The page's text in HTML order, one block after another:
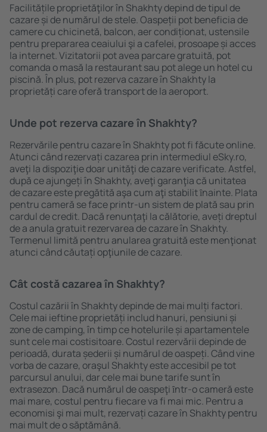
Facilitățile proprietăţilor în Shakhty depind de tipul de
cazare și de numărul de stele. Oaspeții pot beneficia de
camere cu chicinetă, balcon, aer condiționat, ustensile
pentru prepararea ceaiului şi a cafelei, prosoape și acces
la internet. Vizitatorii pot avea parcare gratuită, pot
comanda o masă la restaurant sau pot alege un hotel cu
piscină. În plus, pot rezerva cazare în Shakhty la
proprietăți care oferă transport de la aeroport.
Unde pot rezerva cazare în Shakhty?
Rezervările pentru cazare în Shakhty pot fi făcute online.
Atunci când rezervați cazarea prin intermediul eSky.ro,
aveţi la dispoziţie doar unităţi de cazare verificate. Astfel,
după ce ajungeți în Shakhty, aveţi garanţia că unitatea
de cazare este pregătită aşa cum aţi stabilit ȋnainte. Plata
pentru cameră se face printr-un sistem de plată sau prin
cardul de credit. Dacă renunţaţi la călătorie, aveți dreptul
de a anula gratuit rezervarea de cazare în Shakhty.
Termenul limită pentru anularea gratuită este menţionat
atunci când căutați opţiunile de cazare.
Cât costă cazarea în Shakhty?
Costul cazării în Shakhty depinde de mai mulți factori.
Cele mai ieftine proprietăți includ hanuri, pensiuni și
zone de camping, în timp ce hotelurile și apartamentele
sunt cele mai costisitoare. Costul rezervării depinde de
perioadă, durata șederii și numărul de oaspeți. Când vine
vorba de cazare, oraşul Shakhty este accesibil pe tot
parcursul anului, dar cele mai bune tarife sunt în
extrasezon. Dacă numărul de oaspeţi ȋntr-o cameră este
mai mare, costul pentru fiecare va fi mai mic. Pentru a
economisi şi mai mult, rezervați cazare în Shakhty pentru
mai mult de o săptămână.